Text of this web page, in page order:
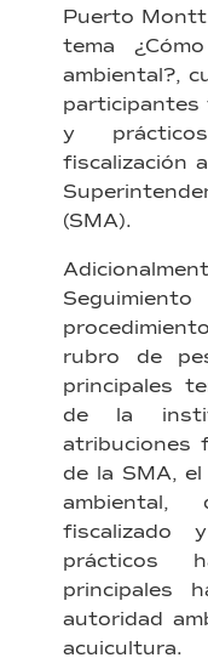
Puerto
tema
ambiental?,
participantes
y
fiscalización
(SMA).
rubro de
principales
de la
atribuciones
de la SMA,
ambiental,
fiscalizado
prácticos
principales
autoridad
acuicultura.